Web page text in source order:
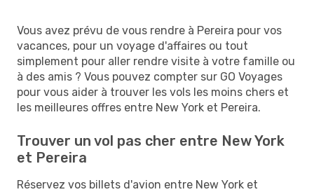
Vous avez prévu de vous rendre à Pereira pour vos
vacances, pour un voyage d'affaires ou tout
simplement pour aller rendre visite à votre famille ou
à des amis ? Vous pouvez compter sur GO Voyages
pour vous aider à trouver les vols les moins chers et
les meilleures offres entre New York et Pereira.
Trouver un vol pas cher entre New York
et Pereira
Réservez vos billets d'avion entre New York et